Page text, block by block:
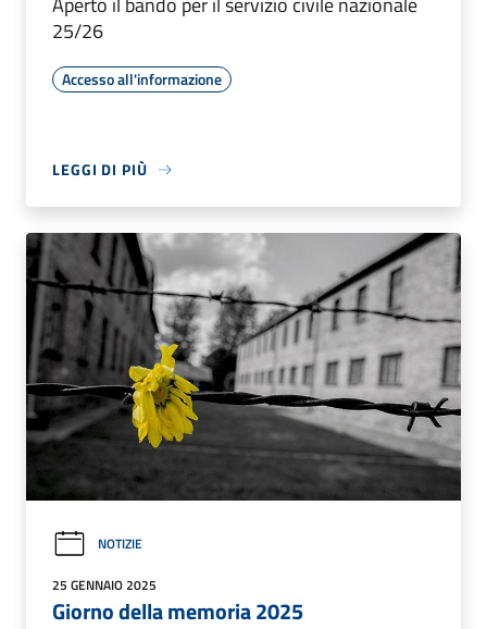
25/26
Accesso all'informazione
LEGGI DI PIÙ
NOTIZIE
25 GENNAIO 2025
Giorno della memoria 2025